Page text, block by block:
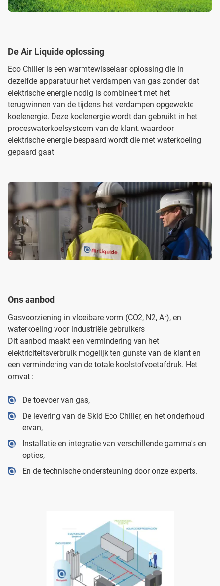
De Air Liquide oplossing
Eco Chiller is een warmtewisselaar oplossing die in
dezelfde apparatuur het verdampen van gas zonder dat
elektrische energie nodig is combineert met het
terugwinnen van de tijdens het verdampen opgewekte
koelenergie. Deze koelenergie wordt dan gebruikt in het
proceswaterkoelsysteem van de klant, waardoor
elektrische energie bespaard wordt die met waterkoeling
gepaard gaat.
Ons aanbod
Gasvoorziening in vloeibare vorm (CO2, N2, Ar), en
waterkoeling voor industriële gebruikers
Dit aanbod maakt een vermindering van het
elektriciteitsverbruik mogelijk ten gunste van de klant en
een vermindering van de totale koolstofvoetafdruk. Het
omvat :
De toevoer van gas,
De levering van de Skid Eco Chiller, en het onderhoud
ervan,
Installatie en integratie van verschillende gamma's en
opties,
En de technische ondersteuning door onze experts.